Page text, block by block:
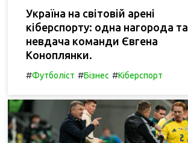
Україна на світовій арені
кіберспорту: одна нагорода та
невдача команди Євгена
Коноплянки.
#Футболіст #Бізнес #Кіберспорт